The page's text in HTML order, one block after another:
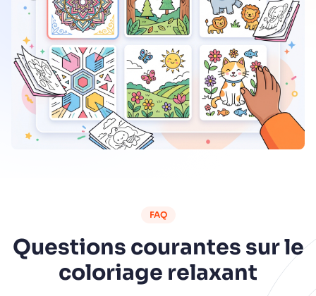
FAQ
Questions courantes sur le
coloriage relaxant